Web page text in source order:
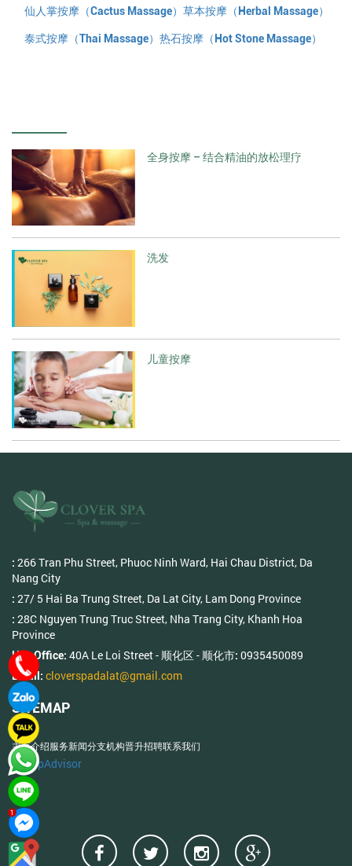
仙人掌按摩（Cactus Massage） 草本按摩（Herbal Massage）
泰式按摩（Thai Massage） 热石按摩（Hot Stone Massage）
全身按摩 – 结合精油的放松理疗
洗发
儿童按摩
: 266 Tran Phu Street, Phuoc Ninh Ward, Hai Chau District, Da
Nang City
: 27/ 5 Hai Ba Trung Street, Da Lat City, Lam Dong Province
: 28C Nguyen Trung Truc Street, Nha Trang City, Khanh Hoa
Province
Hue Office: 40A Le Loi Street - 顺化区 - 顺化市: 0935450089
Email: cloverspadalat@gmail.com
SITEMAP
主页介绍服务新闻分支机构晋升招聘联系我们